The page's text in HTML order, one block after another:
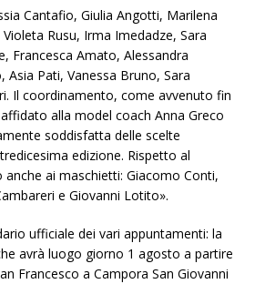
Cantafio, Giulia Angotti, Marilena
Rusu, Irma Imedadze, Sara
Francesca Amato, Alessandra
Asia Pati, Vanessa Bruno, Sara
Il coordinamento, come avvenuto fin
alla model coach Anna Greco
soddisfatta delle scelte
edizione. Rispetto al
ai maschietti: Giacomo Conti,
e Giovanni Lotito».
ufficiale dei vari appuntamenti: la
avrà luogo giorno 1 agosto a partire
Francesco a Campora San Giovanni